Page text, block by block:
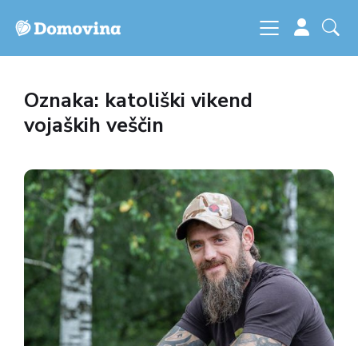
Oznaka: katoliški vikend
vojaških veščin